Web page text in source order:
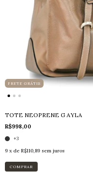
FRETE GRÁTIS
TOTE NEOPRENE G AYLA
R$998,00
+3
9 x de R$110,89 sem juros
COMPRAR